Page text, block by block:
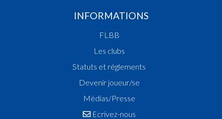
INFORMATIONS
FLBB
Les clubs
Statuts et réglements
Devenir joueur/se
Médias/Presse
Ecrivez-nous